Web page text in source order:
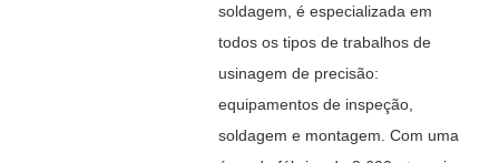
soldagem, é especializada em
todos os tipos de trabalhos de
usinagem de precisão:
equipamentos de inspeção,
soldagem e montagem. Com uma